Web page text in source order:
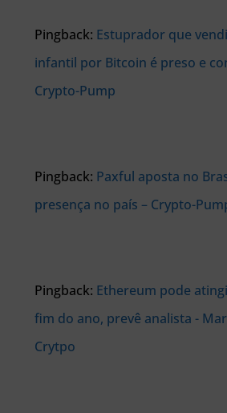
Pingback: Estuprador que
infantil por Bitcoin é preso e
Crypto-Pump
Pingback: Paxful aposta no
presença no país – Crypto-
Pingback: Ethereum pode
fim do ano, prevê analista -
Crytpo